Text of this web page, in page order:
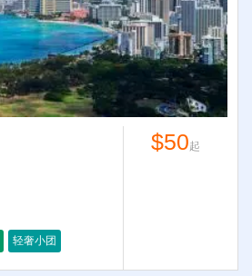
轻奢小团
$50起